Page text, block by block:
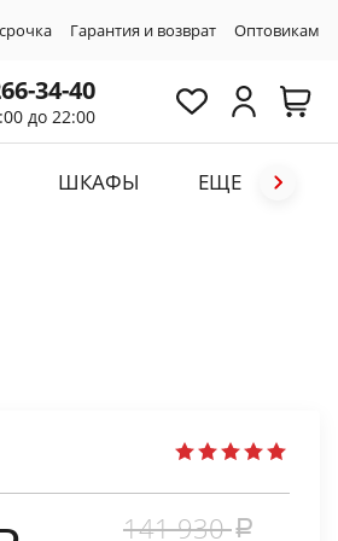
Гарантия и возврат Оптовикам
34-40
до 22:00
ШКАФЫ ЕЩЕ
141 930